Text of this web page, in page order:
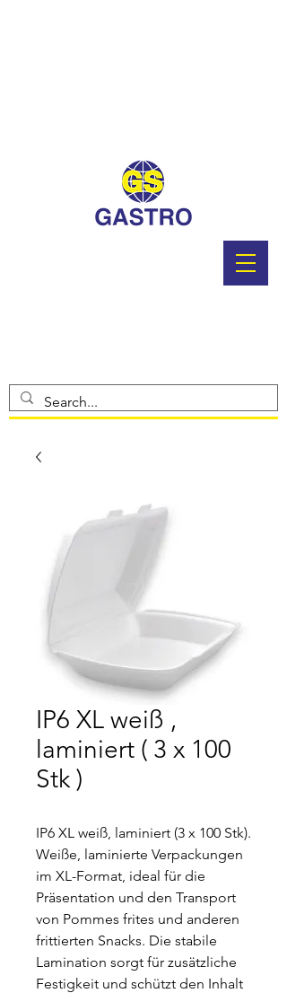
IP6 XL weiß ,
laminiert ( 3 x 100
Stk )
IP6 XL weiß, laminiert (3 x 100 Stk).
Weiße, laminierte Verpackungen
im XL-Format, ideal für die
Präsentation und den Transport
von Pommes frites und anderen
frittierten Snacks. Die stabile
Lamination sorgt für zusätzliche
Festigkeit und schützt den Inhalt